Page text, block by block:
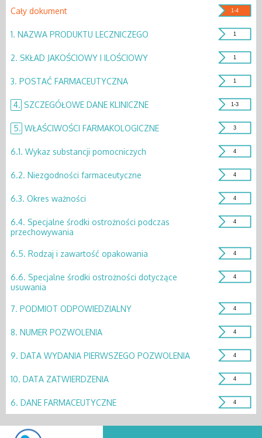
Cały dokument 1-4
1. NAZWA PRODUKTU LECZNICZEGO 1
2. SKŁAD JAKOŚCIOWY I ILOŚCIOWY 1
3. POSTAĆ FARMACEUTYCZNA 1
4. SZCZEGÓŁOWE DANE KLINICZNE 1-3
5. WŁAŚCIWOŚCI FARMAKOLOGICZNE 3
6.1. Wykaz substancji pomocniczych 4
6.2. Niezgodności farmaceutyczne 4
6.3. Okres ważności 4
6.4. Specjalne środki ostrożności podczas
przechowywania
4
6.5. Rodzaj i zawartość opakowania 4
6.6. Specjalne środki ostrożności dotyczące
usuwania
4
7. PODMIOT ODPOWIEDZIALNY 4
8. NUMER POZWOLENIA 4
9. DATA WYDANIA PIERWSZEGO POZWOLENIA 4
10. DATA ZATWIERDZENIA 4
6. DANE FARMACEUTYCZNE 4